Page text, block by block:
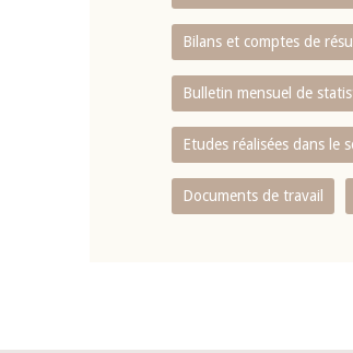
Bilans et comptes de
Bulletin mensuel de
Etudes réalisées dans le
Documents de travail